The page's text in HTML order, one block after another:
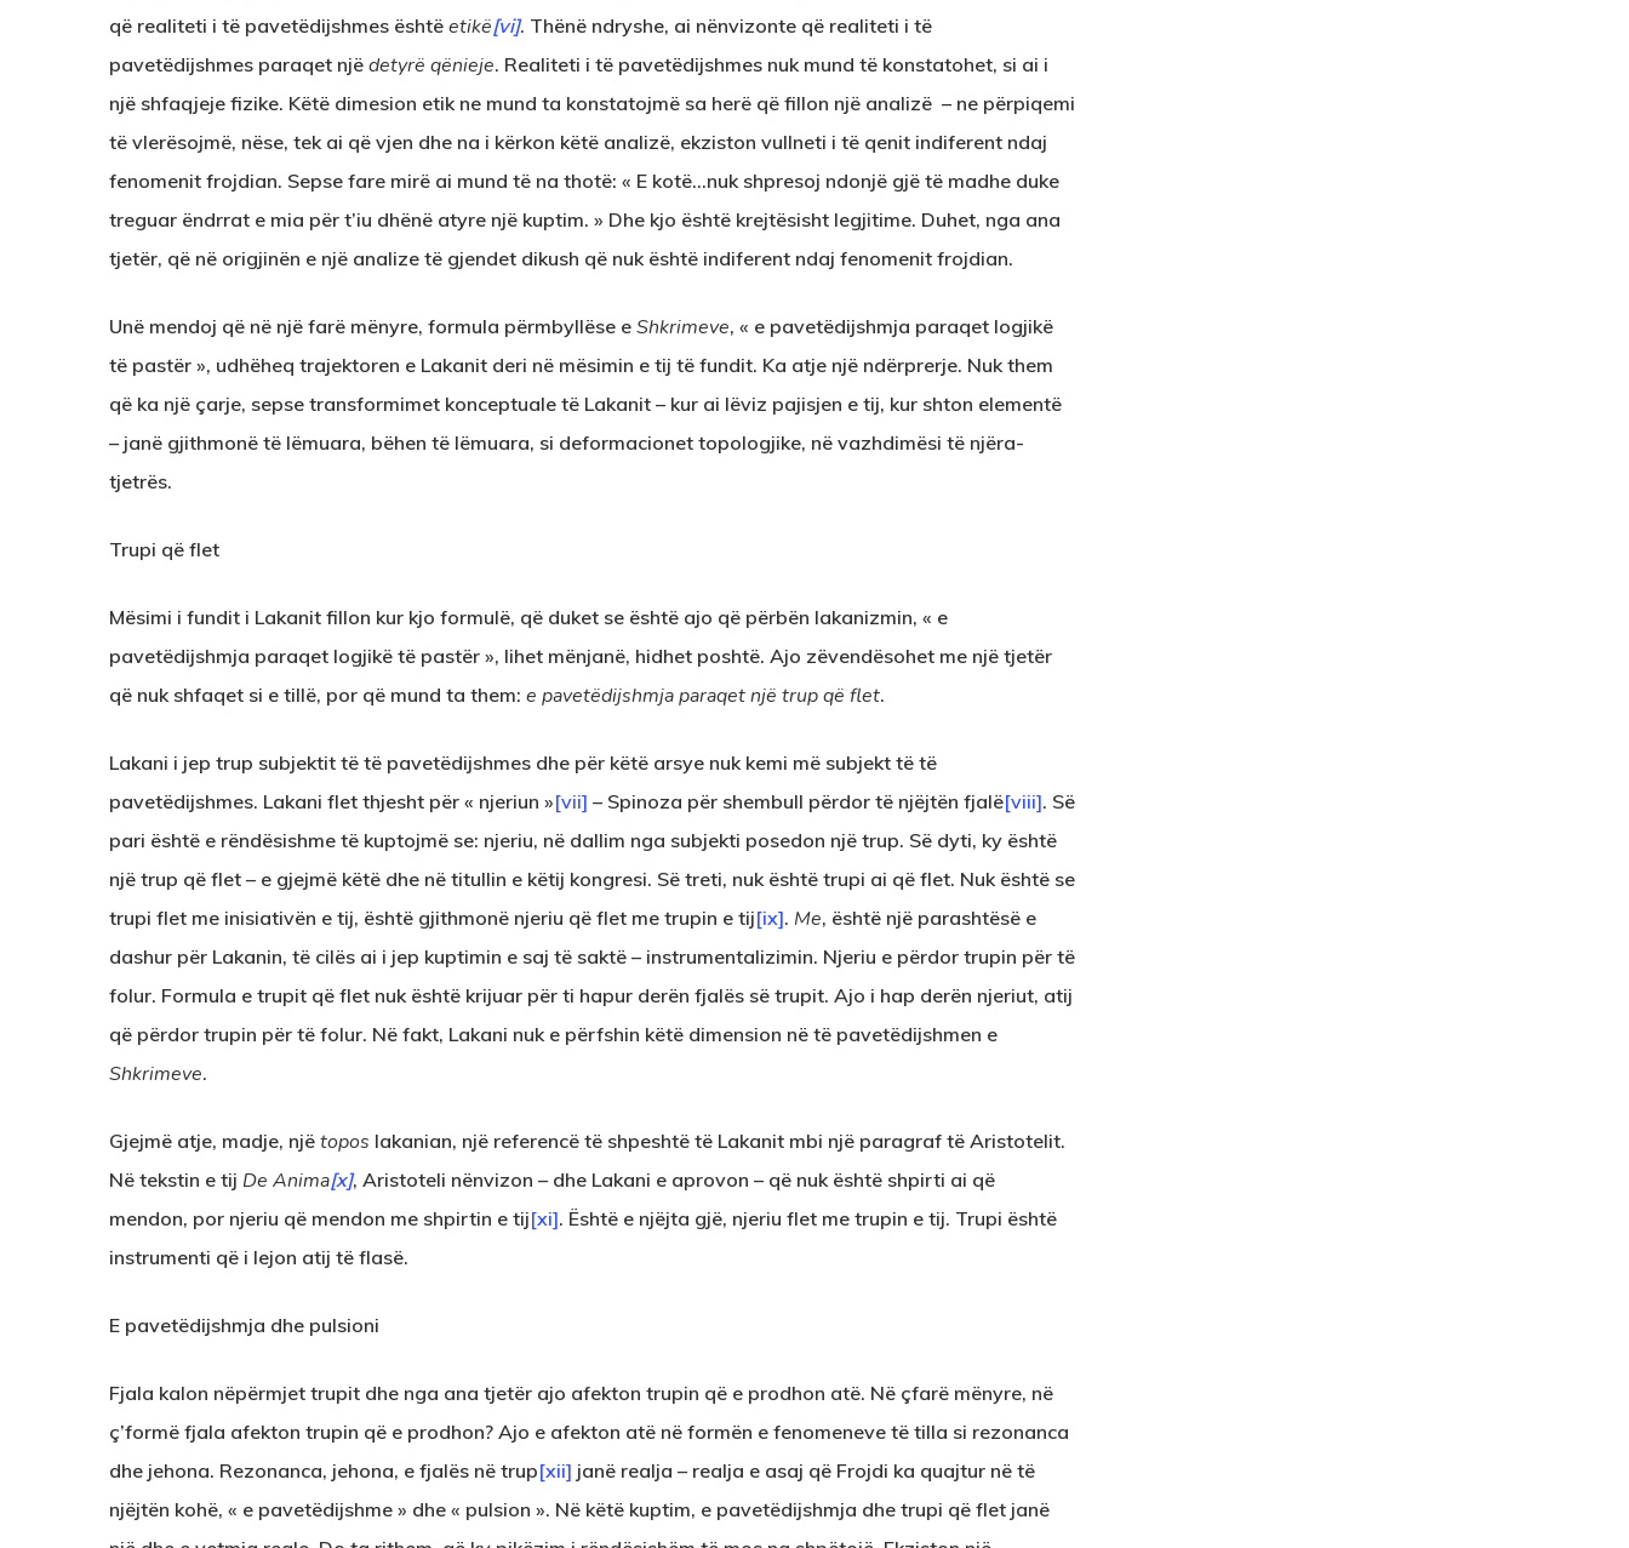
që realiteti i të pavetëdijshmes është etikë[vi]. Thënë ndryshe, ai nënvizonte që realiteti i të
pavetëdijshmes paraqet një detyrë qënieje. Realiteti i të pavetëdijshmes nuk mund të konstatohet, si ai i
një shfaqjeje fizike. Këtë dimesion etik ne mund ta konstatojmë sa herë që fillon një analizë – ne përpiqemi
të vlerësojmë, nëse, tek ai që vjen dhe na i kërkon këtë analizë, ekziston vullneti i të qenit indiferent ndaj
fenomenit frojdian. Sepse fare mirë ai mund të na thotë: « E kotë…nuk shpresoj ndonjë gjë të madhe duke
treguar ëndrrat e mia për t’iu dhënë atyre një kuptim. » Dhe kjo është krejtësisht legjitime. Duhet, nga ana
tjetër, që në origjinën e një analize të gjendet dikush që nuk është indiferent ndaj fenomenit frojdian.
Unë mendoj që në një farë mënyre, formula përmbyllëse e Shkrimeve, « e pavetëdijshmja paraqet logjikë
të pastër », udhëheq trajektoren e Lakanit deri në mësimin e tij të fundit. Ka atje një ndërprerje. Nuk them
që ka një çarje, sepse transformimet konceptuale të Lakanit – kur ai lëviz pajisjen e tij, kur shton elementë
– janë gjithmonë të lëmuara, bëhen të lëmuara, si deformacionet topologjike, në vazhdimësi të njëra-
tjetrës.
Trupi që flet
Mësimi i fundit i Lakanit fillon kur kjo formulë, që duket se është ajo që përbën lakanizmin, « e
pavetëdijshmja paraqet logjikë të pastër », lihet mënjanë, hidhet poshtë. Ajo zëvendësohet me një tjetër
që nuk shfaqet si e tillë, por që mund ta them: e pavetëdijshmja paraqet një trup që flet.
Lakani i jep trup subjektit të të pavetëdijshmes dhe për këtë arsye nuk kemi më subjekt të të
pavetëdijshmes. Lakani flet thjesht për « njeriun »[vii] – Spinoza për shembull përdor të njëjtën fjalë[viii]. Së
pari është e rëndësishme të kuptojmë se: njeriu, në dallim nga subjekti posedon një trup. Së dyti, ky është
një trup që flet – e gjejmë këtë dhe në titullin e këtij kongresi. Së treti, nuk është trupi ai që flet. Nuk është se
trupi flet me inisiativën e tij, është gjithmonë njeriu që flet me trupin e tij[ix]. Me, është një parashtësë e
dashur për Lakanin, të cilës ai i jep kuptimin e saj të saktë – instrumentalizimin. Njeriu e përdor trupin për të
folur. Formula e trupit që flet nuk është krijuar për ti hapur derën fjalës së trupit. Ajo i hap derën njeriut, atij
që përdor trupin për të folur. Në fakt, Lakani nuk e përfshin këtë dimension në të pavetëdijshmen e
Shkrimeve.
Gjejmë atje, madje, një topos lakanian, një referencë të shpeshtë të Lakanit mbi një paragraf të Aristotelit.
Në tekstin e tij De Anima[x], Aristoteli nënvizon – dhe Lakani e aprovon – që nuk është shpirti ai që
mendon, por njeriu që mendon me shpirtin e tij[xi]. Është e njëjta gjë, njeriu flet me trupin e tij. Trupi është
instrumenti që i lejon atij të flasë.
E pavetëdijshmja dhe pulsioni
Fjala kalon nëpërmjet trupit dhe nga ana tjetër ajo afekton trupin që e prodhon atë. Në çfarë mënyre, në
ç’formë fjala afekton trupin që e prodhon? Ajo e afekton atë në formën e fenomeneve të tilla si rezonanca
dhe jehona. Rezonanca, jehona, e fjalës në trup[xii] janë realja – realja e asaj që Frojdi ka quajtur në të
njëjtën kohë, « e pavetëdijshme » dhe « pulsion ». Në këtë kuptim, e pavetëdijshmja dhe trupi që flet janë